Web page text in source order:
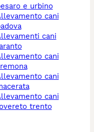
e urbino
trento